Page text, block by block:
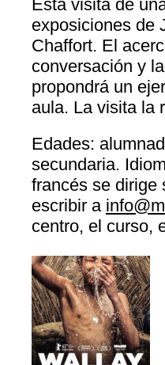
Esta visita de
exposiciones de
Chaffort. El
conversación y
propondrá un
aula. La visita la
Edades:
secundaria.
francés se
escribir a
centro, el curso,